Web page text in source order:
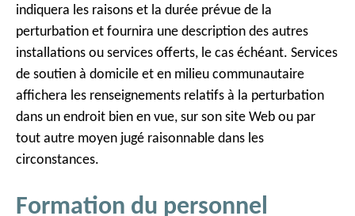
indiquera les raisons et la durée prévue de la
perturbation et fournira une description des autres
installations ou services offerts, le cas échéant. Services
de soutien à domicile et en milieu communautaire
affichera les renseignements relatifs à la perturbation
dans un endroit bien en vue, sur son site Web ou par
tout autre moyen jugé raisonnable dans les
circonstances.
Formation du personnel